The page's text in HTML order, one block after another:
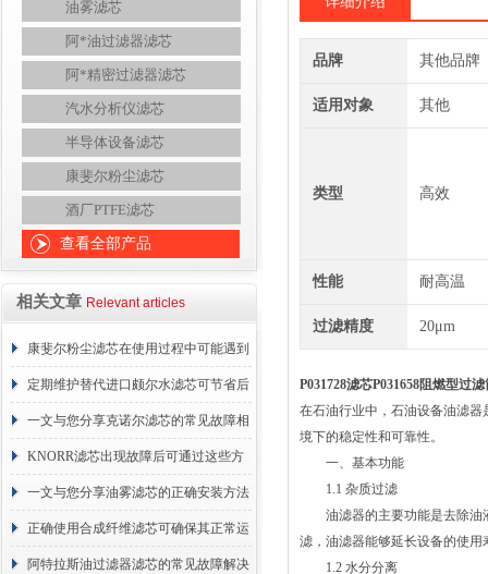
油雾滤芯
阿*油过滤器滤芯
阿*精密过滤器滤芯
汽水分析仪滤芯
半导体设备滤芯
康斐尔粉尘滤芯
酒厂PTFE滤芯
查看全部产品
相关文章 Relevant articles
康斐尔粉尘滤芯在使用过程中可能遇到
的故障相应解决方法分享
定期维护替代进口颇尔水滤芯可节省后
续更换成本
一文与您分享克诺尔滤芯的常见故障相
应解决方法
KNORR滤芯出现故障后可通过这些方
法解决
一文与您分享油雾滤芯的正确安装方法
正确使用合成纤维滤芯可确保其正常运
行
阿特拉斯油过滤器滤芯的常见故障解决
品牌 其他品牌
适用对象 其他
类型 高效
性能 耐高温
过滤精度 20μm
P031728滤芯P031658阻燃型过
在石油行业中，石油设备油滤
境下的稳定性和可靠性。
一、基本功能
1.1 杂质过滤
油滤器的主要功能是去除油液
滤，油滤器能够延长设备的使
1.2 水分分离